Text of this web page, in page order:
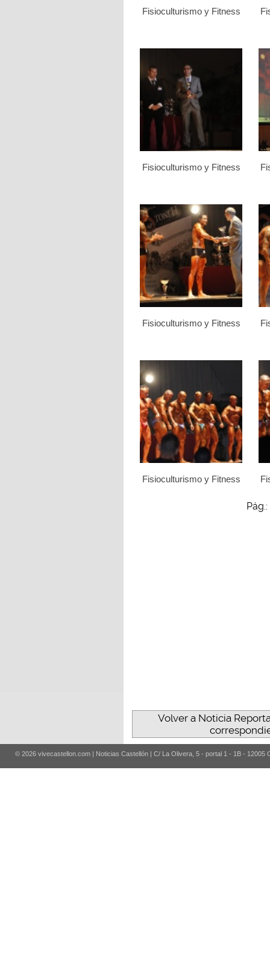
Fisioculturismo y Fitness
Fisioculturismo y Fitness
Fisioculturismo y Fitness
Fisioculturismo y Fitness
Pág.:
Volver a Noticia
© 2026 vivecastellon.com | Noticias Castellón | C/ La Olivera, 5 - portal 1 - 1B - 12005